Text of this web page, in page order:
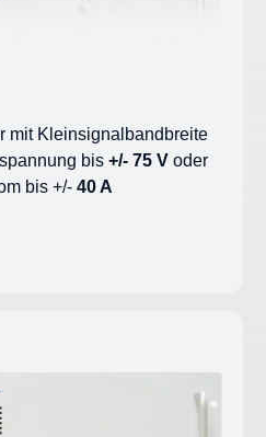
mit Kleinsignalbandbreite
bis+/- 75 Voder
bis +/- 40 A